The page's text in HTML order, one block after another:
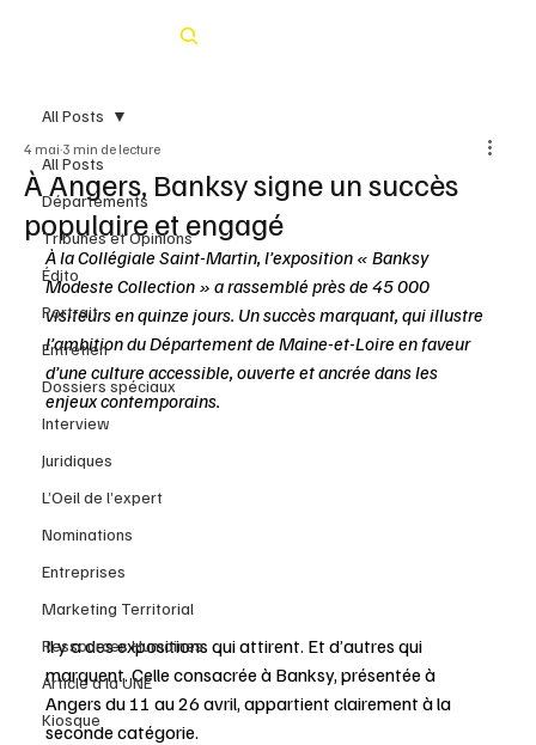
All Posts
Départements
Tribunes et Opinions
Édito
Portrait
Entretien
Dossiers spéciaux
Interview
Juridiques
L’Oeil de l’expert
Nominations
Entreprises
Marketing Territorial
Ressources Humaines
Article à la UNE
Kiosque
All Posts
À Angers, Banksy signe un succès
populaire et engagé
4 mai 3 min de lecture
À la Collégiale Saint-Martin, l’exposition « Banksy
Modeste Collection » a rassemblé près de 45 000
visiteurs en quinze jours. Un succès marquant, qui illustre
l’ambition du Département de Maine-et-Loire en faveur
d’une culture accessible, ouverte et ancrée dans les
enjeux contemporains.
Il y a des expositions qui attirent. Et d’autres qui
marquent. Celle consacrée à Banksy, présentée à
Angers du 11 au 26 avril, appartient clairement à la
seconde catégorie.